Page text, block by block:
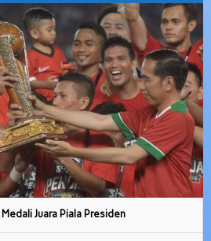
Juara Piala Presiden